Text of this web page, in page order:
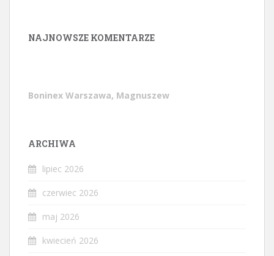
NAJNOWSZE KOMENTARZE
Boninex Warszawa, Magnuszew
ARCHIWA
lipiec 2026
czerwiec 2026
maj 2026
kwiecień 2026